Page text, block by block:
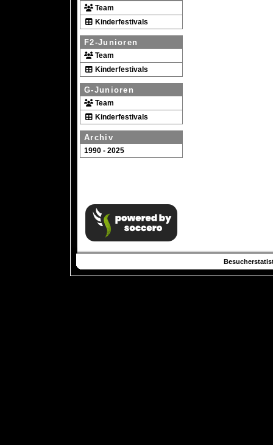
Team
Kinderfestivals
F2-Junioren
Team
Kinderfestivals
G-Junioren
Team
Kinderfestivals
Archiv
1990 - 2025